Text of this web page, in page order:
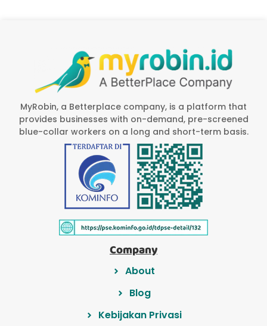
MyRobin, a Betterplace company, is a platform that
provides businesses with on-demand, pre-screened
blue-collar workers on a long and short-term basis.
Company
About
Blog
Kebijakan Privasi